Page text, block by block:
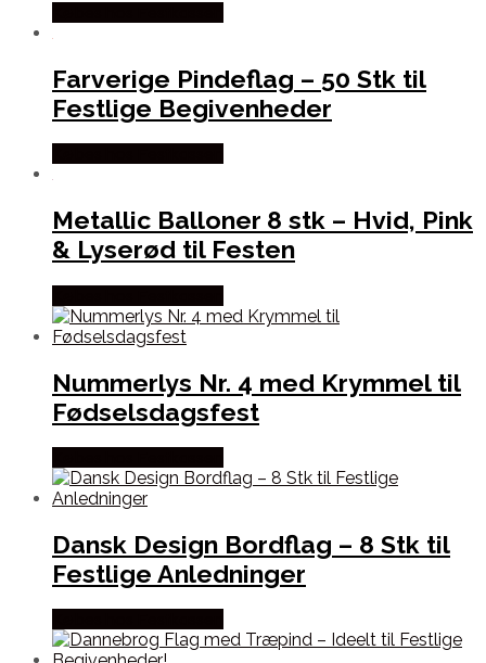
Farverige Pindeflag – 50 Stk til
Festlige Begivenheder
Metallic Balloner 8 stk – Hvid, Pink
& Lyserød til Festen
Nummerlys Nr. 4 med Krymmel til
Fødselsdagsfest
Dansk Design Bordflag – 8 Stk til
Festlige Anledninger